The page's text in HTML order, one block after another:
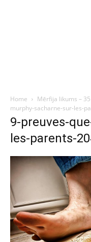
Home Mērfija likums –
murphy-sacharne-sur-les-
9-preuves-
les-parents-